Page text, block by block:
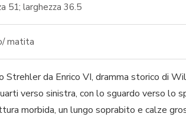
51; larghezza 36.5
matita
da Enrico VI, dramma storico di
verso sinistra, con lo sguardo verso
morbida, un lungo soprabito e calze